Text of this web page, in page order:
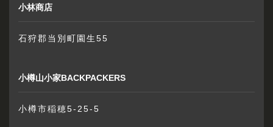
小林商店
石狩郡当別町園生55
小樽山小家BACKPACKERS
小樽市稲穂5-25-5